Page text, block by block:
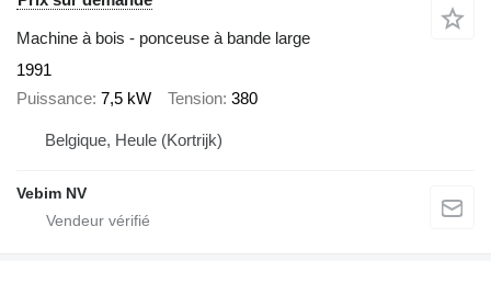
Machine à bois - ponceuse à bande large
1991
Puissance 7,5 kW Tension 380
Belgique, Heule (Kortrijk)
Vebim NV